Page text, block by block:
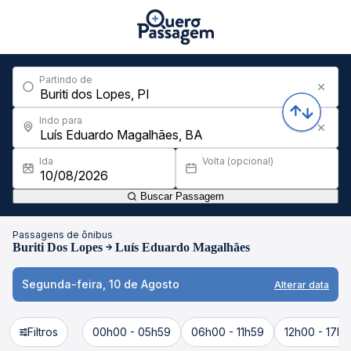
Partindo de
Indo para
Ida Volta (opcional)
Buscar Passagem
Passagens de ônibus
Buriti Dos Lopes Luís Eduardo Magalhães
Segunda-feira, 10 de Agosto Alterar data
Filtros 00h00 - 05h59 06h00 - 11h59 12h00 -